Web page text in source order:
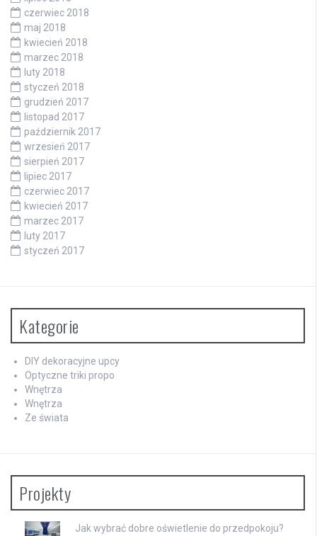
czerwiec 2018
maj 2018
kwiecień 2018
marzec 2018
luty 2018
styczeń 2018
grudzień 2017
listopad 2017
październik 2017
wrzesień 2017
sierpień 2017
lipiec 2017
czerwiec 2017
kwiecień 2017
marzec 2017
luty 2017
styczeń 2017
Kategorie
DIY dekoracyjne upcy
Optyczne triki propo
Wnętrza
Wnętrza
Ze świata
Projekty
Jak wybrać dobre oświetlenie do przedpokoju?